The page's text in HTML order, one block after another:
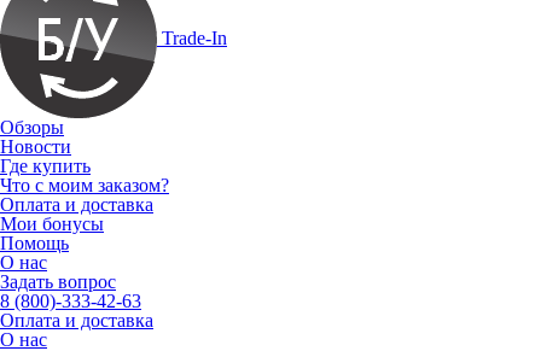
Trade-In
Обзоры
Новости
Где купить
Что с моим заказом?
Оплата и доставка
Мои бонусы
Помощь
О нас
Задать вопрос
8 (800)-333-42-63
Оплата и доставка
О нас